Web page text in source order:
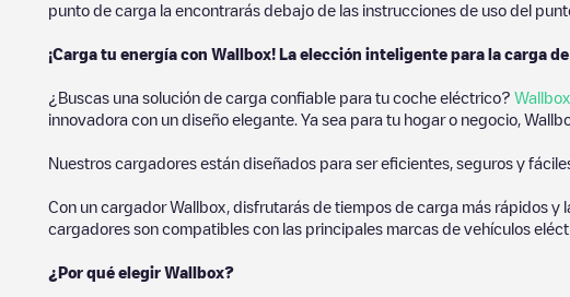
punto de carga la encontrarás debajo de las instrucciones de uso del
¡Carga tu energía con Wallbox! La elección inteligente para la carga
¿Buscas una solución de carga confiable para tu coche eléctrico? Wallbox
innovadora con un diseño elegante. Ya sea para tu hogar o negocio,
Nuestros cargadores están diseñados para ser eficientes, seguros y
Con un cargador Wallbox, disfrutarás de tiempos de carga más rápidos
cargadores son compatibles con las principales marcas de vehículos
¿Por qué elegir Wallbox?